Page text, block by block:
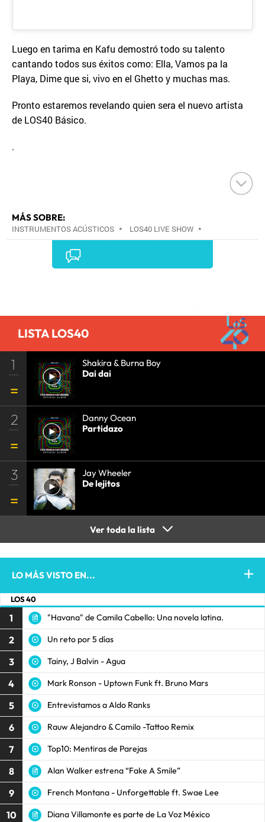
Luego en tarima en Kafu demostró todo su talento
cantando todos sus éxitos como: Ella, Vamos pa la
Playa, Dime que si, vivo en el Ghetto y muchas mas.
Pronto estaremos revelando quien sera el nuevo artista
de LOS40 Básico.
.
MÁS SOBRE:
INSTRUMENTOS ACÚSTICOS • LOS40 LIVE SHOW •
CONCIERTOS•LOS40•EVENTOS MUSICALES•
•AGENDA CULTURAL
•PRISA MEDIA•MÚSICA•GRUPO
COMUNICACIÓN•COMUNICACIÓN•
LISTA LOS40
1
Shakira & Burna Boy
Dai dai
2
Danny Ocean
Partidazo
3
Jay Wheeler
De lejitos
Ver toda la lista
LO MÁS VISTO EN...
LOS 40
1 "Havana" de Camila Cabello: Una novela latina.
2 Un reto por 5 días
3 Tainy, J Balvin - Agua
4 Mark Ronson - Uptown Funk ft. Bruno Mars
5 Entrevistamos a Aldo Ranks
6 Rauw Alejandro & Camilo -Tattoo Remix
7 Top10: Mentiras de Parejas
8 Alan Walker estrena “Fake A Smile”
9 French Montana - Unforgettable ft. Swae Lee
10 Diana Villamonte es parte de La Voz México